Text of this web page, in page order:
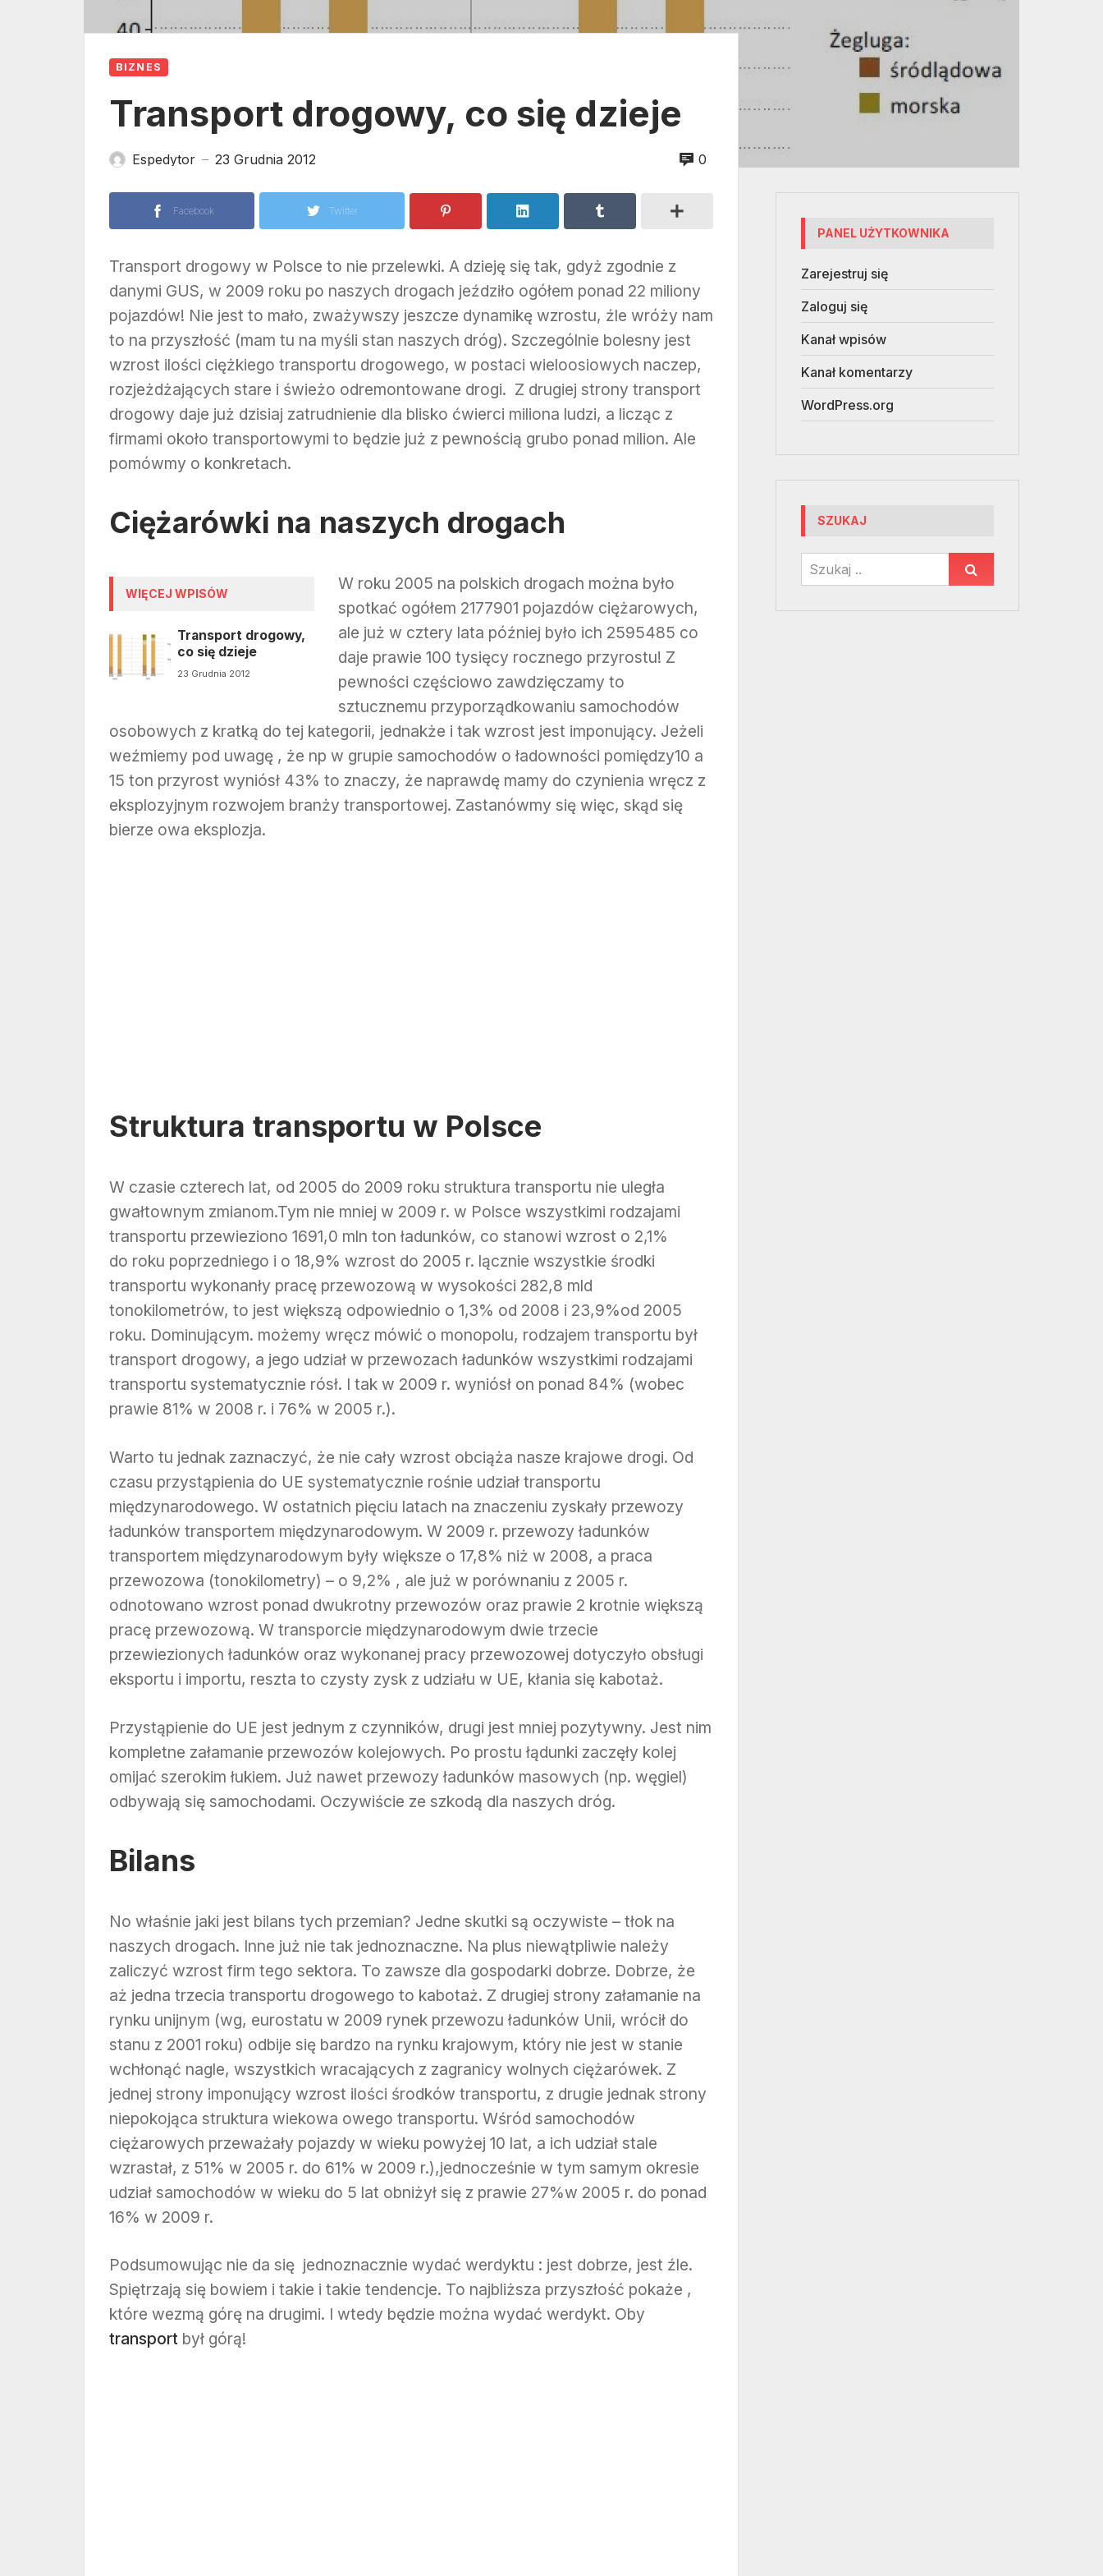
BIZNES
Transport drogowy, co się dzieje
Espedytor — 23 Grudnia 2012 0
Facebook Twitter
Transport drogowy w Polsce to nie przelewki. A dzieję się tak, gdyż zgodnie z
danymi GUS, w 2009 roku po naszych drogach jeździło ogółem ponad 22 miliony
pojazdów! Nie jest to mało, zważywszy jeszcze dynamikę wzrostu, źle wróży nam
to na przyszłość (mam tu na myśli stan naszych dróg). Szczególnie bolesny jest
wzrost ilości ciężkiego transportu drogowego, w postaci wieloosiowych naczep,
rozjeżdżających stare i świeżo odremontowane drogi. Z drugiej strony transport
drogowy daje już dzisiaj zatrudnienie dla blisko ćwierci miliona ludzi, a licząc z
firmami około transportowymi to będzie już z pewnością grubo ponad milion. Ale
pomówmy o konkretach.
Ciężarówki na naszych drogach
WIĘCEJ WPISÓW
Transport drogowy,
co się dzieje
23 Grudnia 2012
W roku 2005 na polskich drogach można było
spotkać ogółem 2177901 pojazdów ciężarowych,
ale już w cztery lata później było ich 2595485 co
daje prawie 100 tysięcy rocznego przyrostu! Z
pewności częściowo zawdzięczamy to
sztucznemu przyporządkowaniu samochodów
osobowych z kratką do tej kategorii, jednakże i tak wzrost jest imponujący. Jeżeli
weźmiemy pod uwagę , że np w grupie samochodów o ładowności pomiędzy10 a
15 ton przyrost wyniósł 43% to znaczy, że naprawdę mamy do czynienia wręcz z
eksplozyjnym rozwojem branży transportowej. Zastanówmy się więc, skąd się
bierze owa eksplozja.
Struktura transportu w Polsce
W czasie czterech lat, od 2005 do 2009 roku struktura transportu nie uległa
gwałtownym zmianom.Tym nie mniej w 2009 r. w Polsce wszystkimi rodzajami
transportu przewieziono 1691,0 mln ton ładunków, co stanowi wzrost o 2,1%
do roku poprzedniego i o 18,9% wzrost do 2005 r. lącznie wszystkie środki
transportu wykonanły pracę przewozową w wysokości 282,8 mld
tonokilometrów, to jest większą odpowiednio o 1,3% od 2008 i 23,9%od 2005
roku. Dominującym. możemy wręcz mówić o monopolu, rodzajem transportu był
transport drogowy, a jego udział w przewozach ładunków wszystkimi rodzajami
transportu systematycznie rósł. I tak w 2009 r. wyniósł on ponad 84% (wobec
prawie 81% w 2008 r. i 76% w 2005 r.).
Warto tu jednak zaznaczyć, że nie cały wzrost obciąża nasze krajowe drogi. Od
czasu przystąpienia do UE systematycznie rośnie udział transportu
międzynarodowego. W ostatnich pięciu latach na znaczeniu zyskały przewozy
ładunków transportem międzynarodowym. W 2009 r. przewozy ładunków
transportem międzynarodowym były większe o 17,8% niż w 2008, a praca
przewozowa (tonokilometry) – o 9,2% , ale już w porównaniu z 2005 r.
odnotowano wzrost ponad dwukrotny przewozów oraz prawie 2 krotnie większą
pracę przewozową. W transporcie międzynarodowym dwie trzecie
przewiezionych ładunków oraz wykonanej pracy przewozowej dotyczyło obsługi
eksportu i importu, reszta to czysty zysk z udziału w UE, kłania się kabotaż.
Przystąpienie do UE jest jednym z czynników, drugi jest mniej pozytywny. Jest nim
kompletne załamanie przewozów kolejowych. Po prostu łądunki zaczęły kolej
omijać szerokim łukiem. Już nawet przewozy ładunków masowych (np. węgiel)
odbywają się samochodami. Oczywiście ze szkodą dla naszych dróg.
Bilans
No właśnie jaki jest bilans tych przemian? Jedne skutki są oczywiste – tłok na
naszych drogach. Inne już nie tak jednoznaczne. Na plus niewątpliwie należy
zaliczyć wzrost firm tego sektora. To zawsze dla gospodarki dobrze. Dobrze, że
aż jedna trzecia transportu drogowego to kabotaż. Z drugiej strony załamanie na
rynku unijnym (wg, eurostatu w 2009 rynek przewozu ładunków Unii, wrócił do
stanu z 2001 roku) odbije się bardzo na rynku krajowym, który nie jest w stanie
wchłonąć nagle, wszystkich wracających z zagranicy wolnych ciężarówek. Z
jednej strony imponujący wzrost ilości środków transportu, z drugie jednak strony
niepokojąca struktura wiekowa owego transportu. Wśród samochodów
ciężarowych przeważały pojazdy w wieku powyżej 10 lat, a ich udział stale
wzrastał, z 51% w 2005 r. do 61% w 2009 r.),jednocześnie w tym samym okresie
udział samochodów w wieku do 5 lat obniżył się z prawie 27%w 2005 r. do ponad
16% w 2009 r.
Podsumowując nie da się jednoznacznie wydać werdyktu : jest dobrze, jest źle.
Spiętrzają się bowiem i takie i takie tendencje. To najbliższa przyszłość pokaże ,
które wezmą górę na drugimi. I wtedy będzie można wydać werdykt. Oby
transport był górą!
PANEL UŻYTKOWNIKA
Zarejestruj się
Zaloguj się
Kanał wpisów
Kanał komentarzy
WordPress.org
SZUKAJ